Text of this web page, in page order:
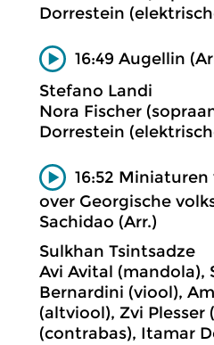
Dorrestein
16:49 Augellin
Stefano Landi
Nora Fischer
Dorrestein
16:52
over Georgische
Sachidao (Arr.)
Sulkhan Tsintsadze
Avi Avital (mandola),
Bernardini (viool),
(altviool), Zvi Plesser
(contrabas), Itamar